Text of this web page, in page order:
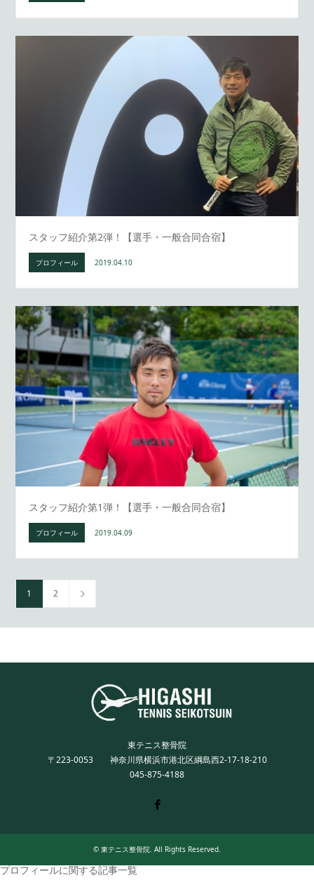
スタッフ紹介第2弾！【選手・一般合同合宿】
プロフィール 2019.04.10
スタッフ紹介第1弾！【選手・一般合同合宿】
プロフィール 2019.04.09
1 2
東テニス整骨院
〒223-0053 神奈川県横浜市港北区綱島西2-17-18-210
045-875-4188
© 東テニス整骨院. All Rights Reserved.
プロフィールに関する記事一覧